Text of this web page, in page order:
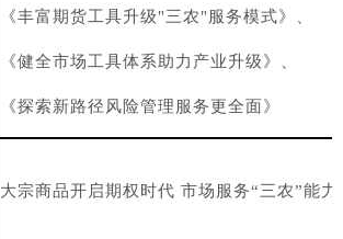
《丰富期货工具升级"三农"服务模式》、
《健全市场工具体系助力产业升级》、
《探索新路径风险管理服务更全面》
大宗商品开启期权时代 市场服务“三农”能力